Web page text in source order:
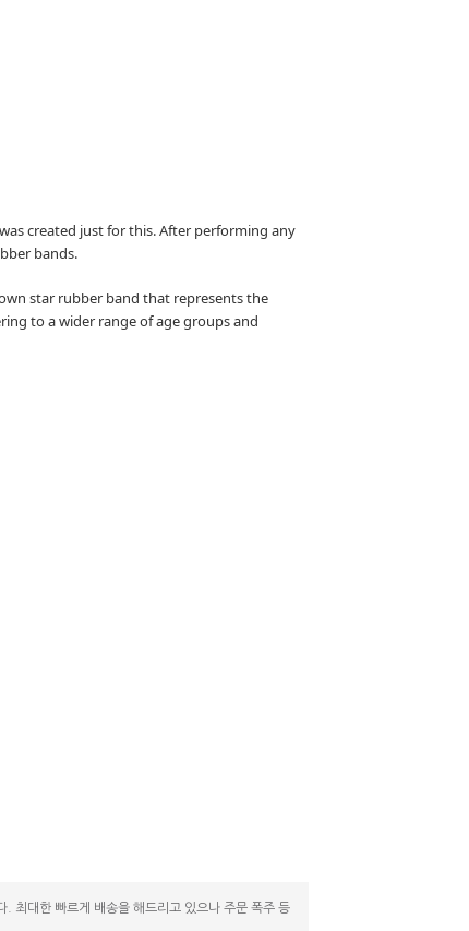
was created just for this. After performing any
bands.
star rubber band that represents the
to a wider range of age groups and
최대한 빠르게 배송을 해드리고 있으나 주문 폭주 등